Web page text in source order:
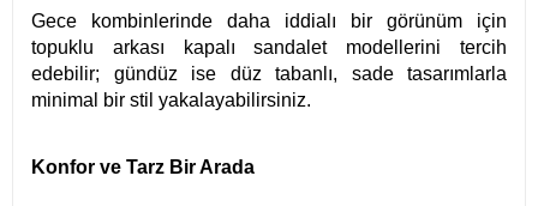
Gece kombinlerinde daha iddialı bir görünüm için
topuklu arkası kapalı sandalet modellerini tercih
edebilir; gündüz ise düz tabanlı, sade tasarımlarla
minimal bir stil yakalayabilirsiniz.
Konfor ve Tarz Bir Arada